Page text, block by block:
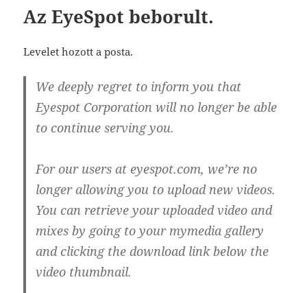
Az EyeSpot beborult.
Levelet hozott a posta.
We deeply regret to inform you that
Eyespot Corporation will no longer be able
to continue serving you.
For our users at eyespot.com, we’re no
longer allowing you to upload new videos.
You can retrieve your uploaded video and
mixes by going to your mymedia gallery
and clicking the download link below the
video thumbnail.